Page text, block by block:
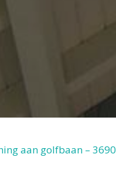
aan golfbaan – 3690